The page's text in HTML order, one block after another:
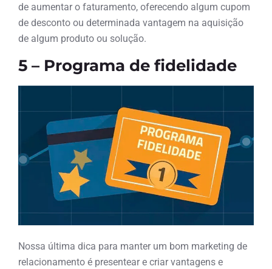
de aumentar o faturamento, oferecendo algum cupom
de desconto ou determinada vantagem na aquisição
de algum produto ou solução.
5 – Programa de fidelidade
Nossa última dica para manter um bom marketing de
relacionamento é presentear e criar vantagens e